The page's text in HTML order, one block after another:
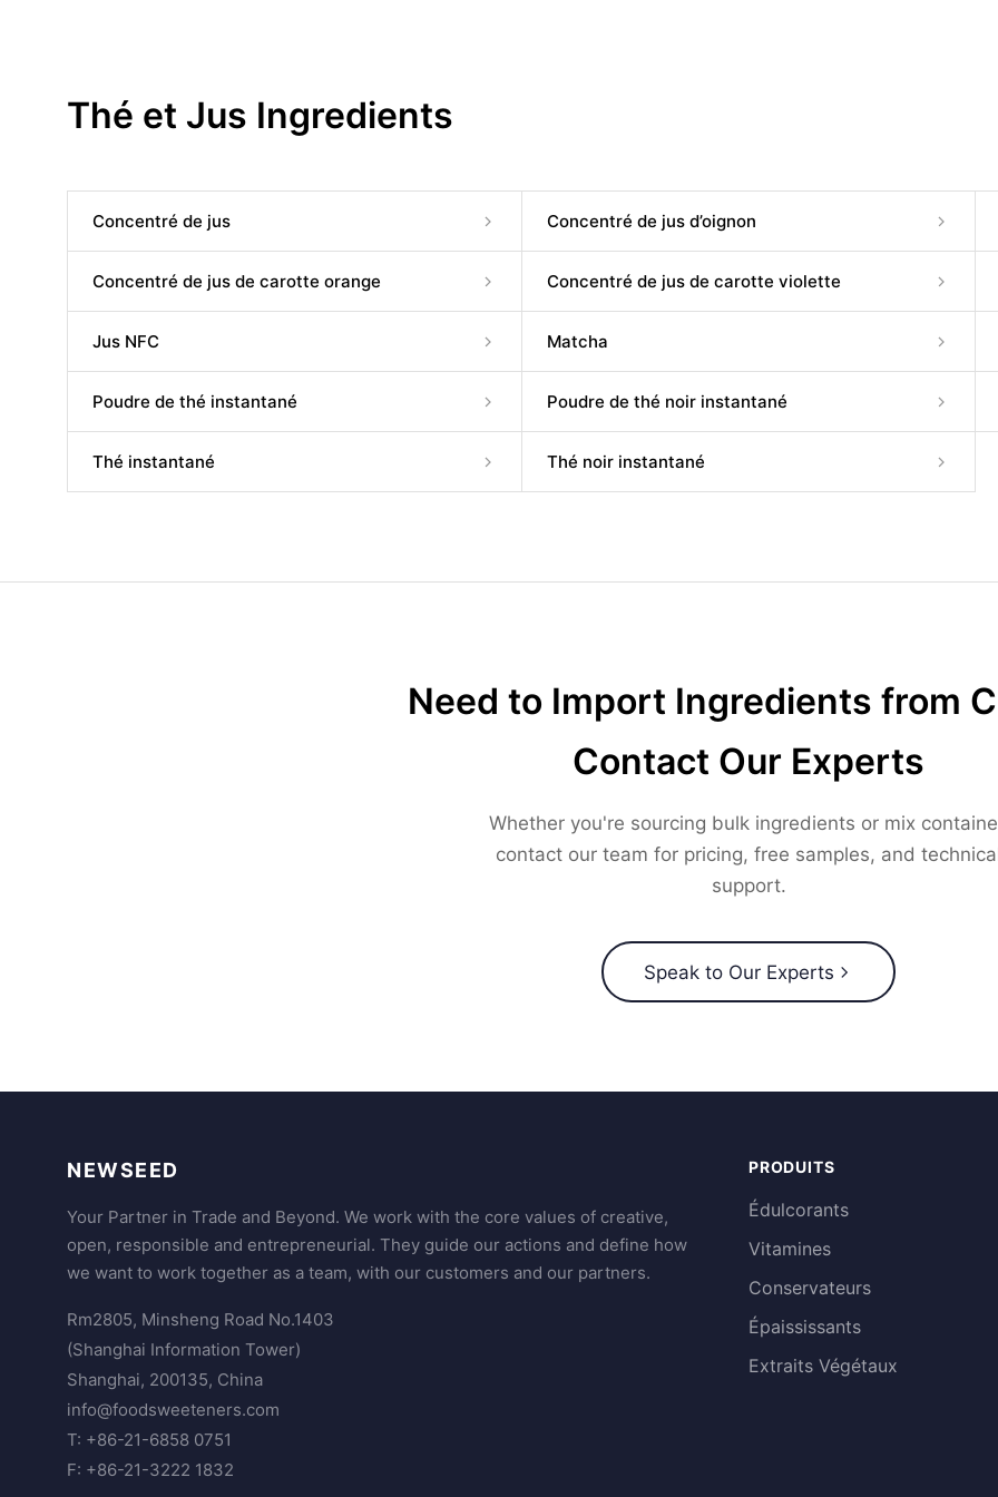
Thé et Jus Ingredients
Concentré de jus Concentré de jus d’oignon
Concentré de jus de carotte orange Concentré de jus de carotte violette
Jus NFC Matcha
Poudre de thé instantané Poudre de thé noir instantané
Thé instantané Thé noir instantané
Need to Import Ingredients from
Contact Our Experts
Whether you're sourcing bulk ingredients or mix
contact our team for pricing, free samples, and
support.
Speak to Our Experts
NEWSEED
Your Partner in Trade and Beyond. We work with the core values of creative,
open, responsible and entrepreneurial. They guide our actions and define how
we want to work together as a team, with our customers and our partners.
Rm2805, Minsheng Road No.1403
(Shanghai Information Tower)
Shanghai, 200135, China
info@foodsweeteners.com
T: +86-21-6858 0751
F: +86-21-3222 1832
PRODUITS
Édulcorants
Vitamines
Conservateurs
Épaississants
Extraits Végétaux